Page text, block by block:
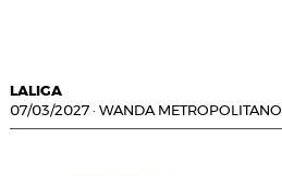
LALIGA
07/03/2027 · WANDA METROPOLITANO